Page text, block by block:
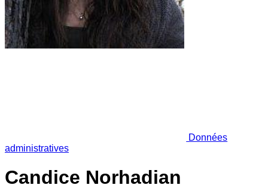
Données
administratives
Candice Norhadian